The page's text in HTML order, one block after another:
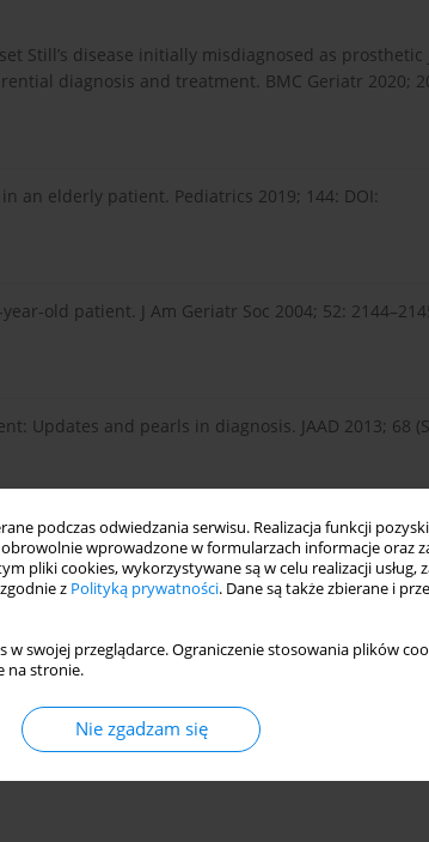
podczas odwiedzania serwisu. Realizacja funkcji
wprowadzone w formularzach informacje oraz
pliki cookies, wykorzystywane są w celu realizacji
z Polityką prywatności. Dane są także zbierane i
w swojej przeglądarce. Ograniczenie stosowania plików
na stronie.
Nie zgadzam się
Still’s disease initially misdiagnosed as
diagnosis and treatment. BMC Geriatr 2020;
an elderly patient. Pediatrics 2019; 144: DOI:
old patient. J Am Geriatr Soc 2004; 52:
Updates and pearls in diagnosis. JAAD 2013; 68
of adult Still’s disease: report of a case. Clin
as the initial presentation of Still’s disease in an
JAMA 1983; 249: 2062–2063, DOI: